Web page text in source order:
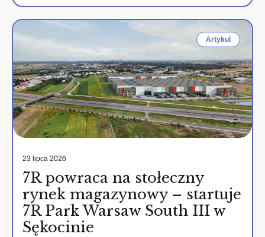
Artykul
23 lipca 2026
7R powraca na stołeczny
rynek magazynowy – startuje
7R Park Warsaw South III w
Sękocinie